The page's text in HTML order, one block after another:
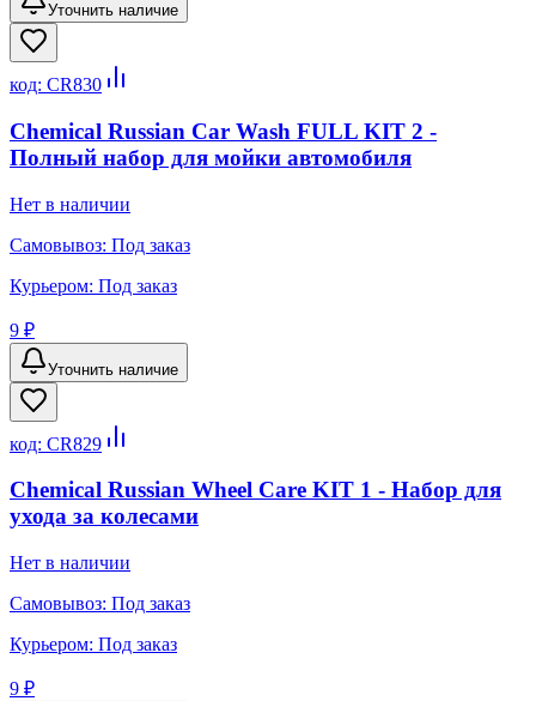
Уточнить наличие
код: CR830
Chemical Russian Car Wash FULL KIT 2 -
Полный набор для мойки автомобиля
Нет в наличии
Самовывоз: Под заказ
Курьером: Под заказ
9 ₽
Уточнить наличие
код: CR829
Chemical Russian Wheel Care KIT 1 - Набор для
ухода за колесами
Нет в наличии
Самовывоз: Под заказ
Курьером: Под заказ
9 ₽